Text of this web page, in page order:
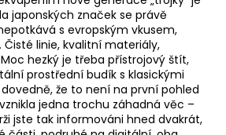
japonských značek se právě
s evropským vkusem,
Čisté linie, kvalitní materiály,
hezký je třeba přístrojový štít,
prostřední budík s klasickými
že to není na první pohled
jedna trochu záhadná věc –
jste tak informováni hned dvakrát,